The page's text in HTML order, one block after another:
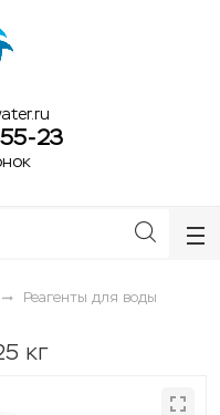
23
Реагенты для воды
кг